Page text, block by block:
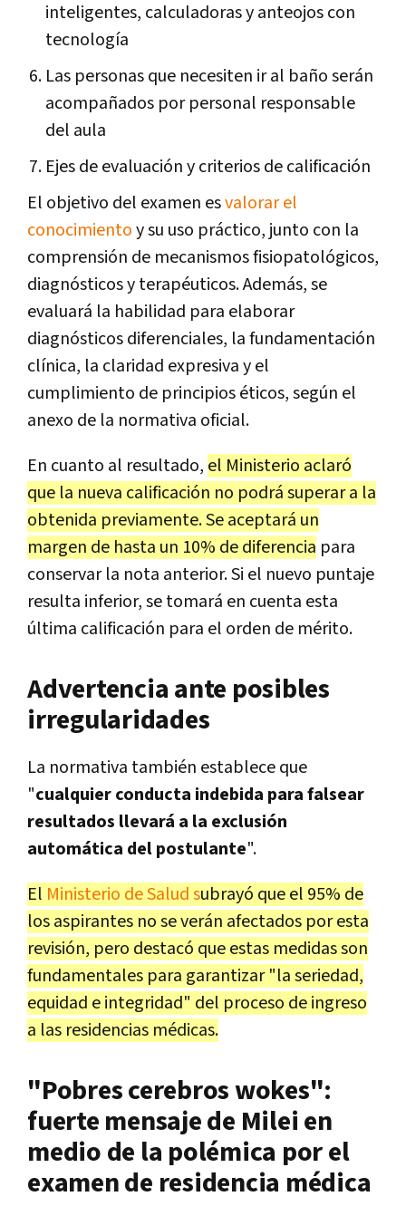
inteligentes, calculadoras y anteojos con
tecnología
Las personas que necesiten ir al baño serán
acompañados por personal responsable
del aula
Ejes de evaluación y criterios de calificación
El objetivo del examen esvalorar el
conocimientoy su uso práctico, junto con la
comprensión de mecanismos fisiopatológicos,
diagnósticos y terapéuticos. Además, se
evaluará la habilidad para elaborar
diagnósticos diferenciales, la fundamentación
clínica, la claridad expresiva y el
cumplimiento de principios éticos, según el
anexo de la normativa oficial.
En cuanto al resultado, el Ministerio aclaró
que la nueva calificación no podrá superar a la
obtenida previamente. Se aceptará un
margen de hasta un 10% de diferencia para
conservar la nota anterior. Si el nuevo puntaje
resulta inferior, se tomará en cuenta esta
última calificación para el orden de mérito.
Advertencia ante posibles
irregularidades
La normativa también establece que
"cualquier conducta indebida para falsear
resultados llevará a la exclusión
automática del postulante".
El Ministerio de Salud subrayó que el 95% de
los aspirantes no se verán afectados por esta
revisión, pero destacó que estas medidas son
fundamentales para garantizar "la seriedad,
equidad e integridad" del proceso de ingreso
a las residencias médicas.
"Pobres cerebros wokes":
fuerte mensaje de Milei en
medio de la polémica por el
examen de residencia médica